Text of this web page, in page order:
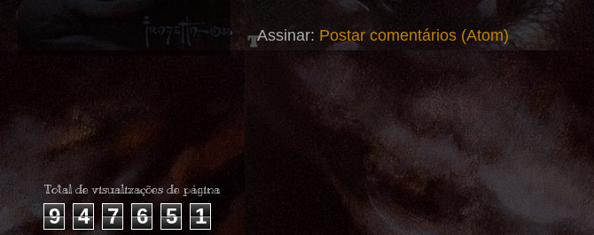
Assinar: Postar comentários (Atom)
Total de visualizações de página
9 4 7 6 5 1